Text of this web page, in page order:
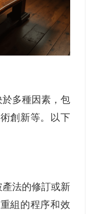
多種因素，包
創新等。以下
法的修訂或新
組的程序和效